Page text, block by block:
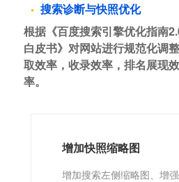
搜索诊断与快照优化
根据《百度搜索引擎优化指南
白皮书》对网站进行规范化调
取效率，收录效率，排名展现
率。
增加快照缩略图
增加搜索左侧缩略图、增